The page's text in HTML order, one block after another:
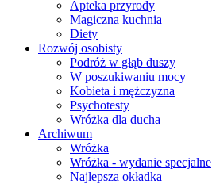
Apteka przyrody
Magiczna kuchnia
Diety
Rozwój osobisty
Podróż w głąb duszy
W poszukiwaniu mocy
Kobieta i mężczyzna
Psychotesty
Wróżka dla ducha
Archiwum
Wróżka
Wróżka - wydanie specjalne
Najlepsza okładka